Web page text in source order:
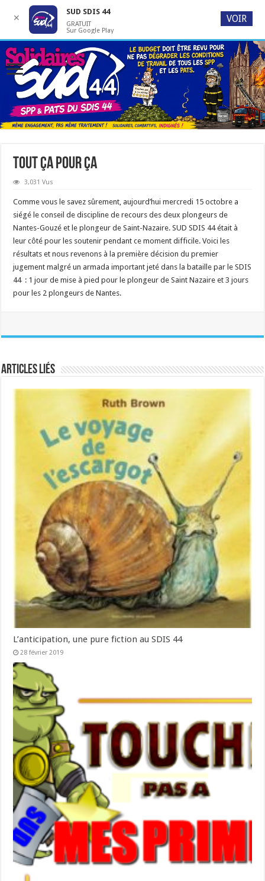
Tout ça pour ça
3,031 Vus
Comme vous le savez sûrement, aujourd’hui mercredi 15 octobre a
siégé le conseil de discipline de recours des deux plongeurs de
Nantes-Gouzé et le plongeur de Saint-Nazaire. SUD SDIS 44 était à
leur côté pour les soutenir pendant ce moment difficile. Voici les
résultats et nous revenons à la première décision du premier
jugement malgré un armada important jeté dans la bataille par le SDIS
44 : 1 jour de mise à pied pour le plongeur de Saint Nazaire et 3 jours
pour les 2 plongeurs de Nantes.
Articles liés
L’anticipation, une pure fiction au SDIS 44
28 février 2019
✕
SUD SDIS 44
GRATUIT
Sur Google Play
VOIR